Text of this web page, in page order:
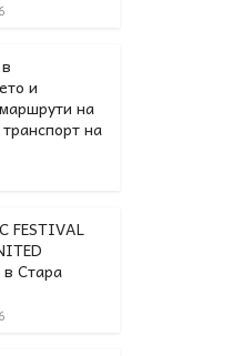
и
на
на
FESTIVAL
в Стара